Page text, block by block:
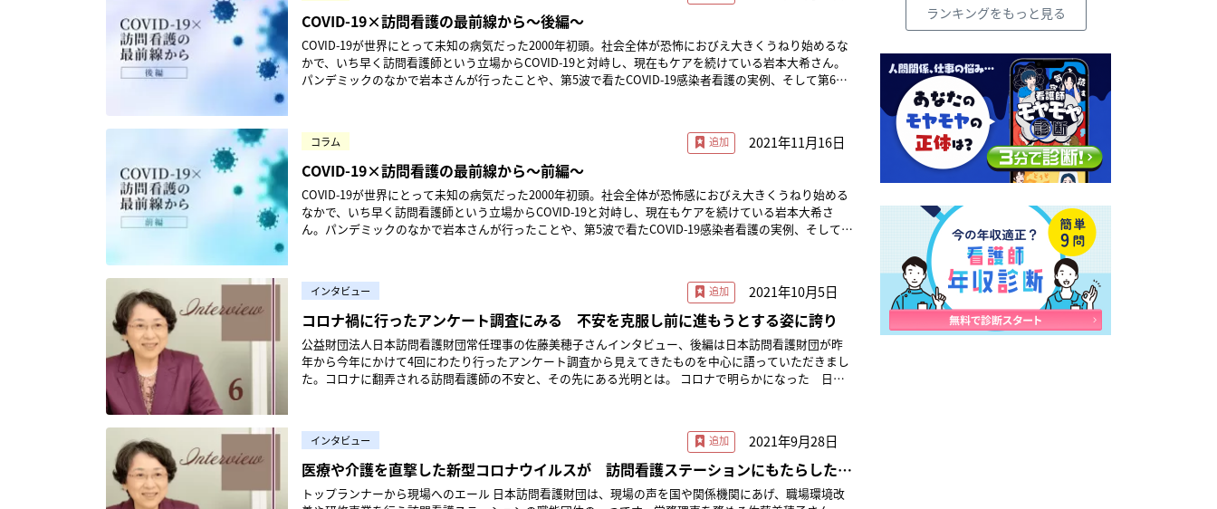
るからといって訪問しないわけではないことを申し添えます。症状に応じた感染対策を行うことは、利
用者自身や家族を守ることにもなる点を強調しました。 他職種からの情報入手も効果的です。「訪問し
たら、家族に○○という症状があった」といった報告は、PPE要否を判断するのに貴重な情報となりまし
た。 N95マスクを躊躇なく使用する たとえ判断基準を整備しても、ケチケチの基準では、スタッフの迷
いは軽減できても、不安を消し去ることはできません。 訪問看護ステーションのなかでも、私たちの事
も、「訪問したスタッフは濃厚接触者に該当しない」ことが、しばしばありました。判断に迷う場合は
保健所に連絡し、該当の有無を確認することもあります。 濃厚接触者についての情報も常に刷新 コロナ
禍では、濃厚接触者の定義が何度か変わりました。管理者として、厚生労働省や東京都の最新情報を継
続的に入手し、私たちの事業所における濃厚接触者の基準を常に刷新していきました。 そうした積み重
ねにより、感染をむやみに怖がることはなくなりました。スタッフは、「これさえ押さえておけば安心
なんだ」と、不安がらずに訪問を行うことができます。そして、管理者である私自身も、「これでいいん
だ」という安心感を抱くことができるようになりました。 ＊ 次回は、岐阜県看護協会立訪問看護ステー
それを可能にしたのが、クラウドの活用です。 計画書、報告書、各種フォーマット、利用者情報、記
録、サービス内容実績など、必要な人が、必要な時に、どこからでもアクセスすることができます。業務
効率化のために、コロナ禍以前からシステム構築を行っていましたが、一気に実用レベルに仕上がりま
した。 訪問中に瞬時に共有 訪問看護の主戦場は、利用者の自宅です。訪問中に、タブレット端末（iPad
った方法もごく普通に行われるようになりした。 もはやICTは、訪問看護業務になくてはならないものに
なっています。 ICTに詳しいスタッフの力 2021年3月に採用した事務職員がICTに詳しく、ICT化の相談に
乗ってくれたり、使い方を教えてくれたりなど、職場内でのICT普及に大きな力になってくれたことも報
告しておきます。 どちらかというと、情報機器に弱いナースが多いなかで、「情報機器に明るいスタッ
フ」の存在は、必要不可欠なのかもしれません。 「助成金」を貪欲に狙う こうした一連のオンラインや
ICTなどの推進には、ある程度の費用がかかります。法人トップの決断は言うまでもありませんが、私
は、助成金を貪欲に狙ってきました。都、市、その他、注意深く通達などをチェックしたり、アンテナ
夜間当番に配布できたのも助成金によるものです。 一般企業向けの助成金も活用する 訪問看護ステーシ
ョンや在宅医療関連だけではなく、一般企業向けの助成金を活用することもできます。 就業規則の改定
やICT化に向けたコンサルテーションを受ける費用は、中小企業向けの市の助成金制度で賄いました。 ス
プレッドシートを利用した、私たち事業所自慢のシフト表も、そのコンサルテーションの結果生まれま
した。無理なく、効率よく、柔軟な勤務を実現するシフト表により、感染予防に必要な健康的な働きか
たが可能です。 ―第3回に続く 記事編集：株式会社メディカ出版
師は13人です。そのうち、1人が「行きたくない」、数人が「できれば行きたくない」と答えました。一
方で、半数が「職務上の使命から必要があれば行く」、4人が「積極的に行く」と答えてくれました。
「行きたくない」には、個別の事情もあります。「訪問したら発熱していたということもあるからPPEは
持参してね」と言ったうえで、希望に添うようにシフトを組みました。 必要に応じて、躊躇なく 国内の
感染者が拡大するにつれ、PPE関連が品薄になりました。ストックのおかげで少しだけ余裕がありました
が、先行きを考えると、PPEの在庫には不安を覚えます。 100均ショップなどで、代替品を工夫し補充す
利用者への協力要請で働きやすくする 利用者への手紙も4報まで出しました。内容は、発熱時の事前連
絡、訪問を受ける前の換気、発熱時は個人防護具を着用など、スタッフを感染から守るためのお願いで
す。こちら側からの要望ではあったわけですが、感染予防を徹底したスタッフが訪問してくれるとの印
象を与えたのでしょう。利用者側からの苦情はありませんでした。 働きかたの環境整備 働きかたの環境
も、非常時に合わせる必要が出てきます。そこで、社労士（社会保険労務士）と入念な話し合いを重ねな
がら、在宅ワークができるように就業規則を改変していきました。具体的には、事務職の在宅ワーク移
愚痴を言い合い気分的な負の連鎖が起きないようにする対策も必要でした。そこで、「完璧な職場なん
てないんだから」と前置きしたうえで、愚痴や不満は、建設的な意見として言えるような雰囲気づくり
に注力しました。 事業所連携でBCP構築 地域にはさまざまな事業所があります。コロナ禍での活動内容
にも温度差があります。そのなかで、価値観を共有する訪問看護事業所に、BCP（事業継続計画）の協働
を持ちかけました。どちらかの事業所が感染で休止になった場合には、代替でケアが提供できるように
するものです。その準備として、約200人の利用者をトリアージしました。事業所との連携は、管理者ど
うしで愚痴をこぼしあえる関係もつくれ、とても大切です。 管理者としての責務 そのほか、正しく怖が
事務所内にシャワーと宿泊場所の確保など、さまざまな対策を講じてきました。 とはいえ、ウィズコロ
ナへの道は、平坦ではありません。発熱した利用者宅に訪問してくれているスタッフを思うと涙が滲ん
だこともありました。 当初、「所長の私が発熱者宅を訪問する」と提案もしてみましたが、もちろん、
副所長やスタッフから反対され、管理者としてやるべきことに注力するように割り切りました。本当に
スタッフには感謝の気持ちでいっぱいです。これからは、管理者としてのプレッシャーを一人で抱え込
立つ内容となっていますのでぜひご一読ください。 ■参考情報【公益財団法人日本訪問看護財団につい
て】公益財団法人日本訪問看護財団は2012年4月1日より公益財団法人化された組織です。 所在地：〒
150-0001 東京都渋谷区神宮前５丁目８番２号 日本看護協会ビル５階代表者：理事長 清水 嘉与子 記
事編集：NsPace
COVID-19×訪問看護の最前線から～後編～
COVID-19が世界にとって未知の病気だった2000年初頭。社会全体が恐怖におびえ大きくうねり始めるな
かで、いち早く訪問看護師という立場からCOVID-19と対峙し、現在もケアを続けている岩本大希さん。
パンデミックのなかで岩本さんが行ったことや、第5波で看たCOVID-19感染者看護の実例、そして第6波
と感じることが増えていく 本文医療機関のひっ迫は一向に改善の様子がない。「入院待機者」という
人々が在宅領域にもあふれ出し、2021年の8月にはピークを迎えた。1日10件全てコロナの入院待機者へ
の訪問の日があるほどだった。 ・［感染case3］認知症の親御さんと暮らしている50代の方50代で認知
症の親御さんと暮らしている方が動けなくなっていた。酸素、点滴を自宅で開始。なんとか酸素飽和度
は上がる、でも呼吸回数は落ち着かず、苦しいだろうことが見てとれた。にもかかわらず、「母をなんと
か助けてください。母をお願いします」自分より親御さんのことをとにかく心配されていた。ほぼ同時
に親御さんも発熱し陽性となり、自宅にいることしかできない状況であった。誰がお世話するのか？ 誰
ちゃんと看ますので安心してください」と握り返す。親御さんも呼吸が悪くなり酸素を始めた。治療も
大事だが、それよりも毎日の食べるものが用意できないので、併せて二人の食事を買い出す。重症化リス
クも高いため毎日観察しに訪問し、食べやすいようおにぎりやアイス、うどんなどを買って行った。親
御さんは顔もわからないような格好をした僕に驚かないどころか、手を合わせて「神様だわ」と言って
くれた。本当の神様だったらもっと色んな人を助けられるだろうが、僕はご飯を買って観察して励まし
て見守るだけしかできず、入院できるときを毎日待った。 ・［感染case4］家族と暮らす壮健そうな40代
の方着いたときには酸素飽和度は80%代で、すぐに酸素開始するが７リットルでも酸素飽和度の上がり
のお子さんが心配そうに犬を抱えて僕を見ていた。翌日以降のため、酸素濃縮器７リットル機をもう1台
入れて2台連結し14リットルまで増やすため搬入予定とした。そうしているうちに入院が決まった。危機
一髪で命を守れてよかったと安堵したことを覚えている。 ・［感染case5］全員がCOVID-19陽性の外国
人家族の方40代の方。酸素飽和度が下がり、酸素が玄関先に届けられたと連絡をもらい導入のため向か
コラム 2021年11月16日
COVID-19×訪問看護の最前線から～前編～
COVID-19が世界にとって未知の病気だった2000年初頭。社会全体が恐怖感におびえ大きくうねり始める
なかで、いち早く訪問看護師という立場からCOVID-19と対峙し、現在もケアを続けている岩本大希さ
ん。パンデミックのなかで岩本さんが行ったことや、第5波で看たCOVID-19感染者看護の実例、そして第
COVID-19。2021年8月に第5波と呼ばれるパンデミックまで僕たちは経験した。僕自身のCOVID-19への対
応の始まりは2020年の3月ごろだったと思う。今では当たり前になってしまったが、「緊急事態宣言」と
いう言葉がなにを意味するのかも当時十分にはわからず、「緊急事態宣言ってなんだ？ 外国のように都
市封鎖がされるのか？ 訪問はそもそもいけるのか？」とうろたえていたことを覚えている。でも在宅ケ
ア領域ではまだ直接的になにかCOVID-19の対処することもなく、これから自分たちがどうなるのか、ど
うすればよいのか、対策をとる必要があるのかも不明な状況だった。そこで、自分にできることを探そ
うと思った。 緊急時、訪問看護の立場からできることはなにか？の模索が始まった まずは緊急事態宣言
情報がどこにもなかったからだ。通常は学会や職能団体から発信されるものであるが、全国において未
知の状況ばかりでまとめようがなかったためそれも当然であった。 そこで僕が始めたのは、正式なもの
が発信されるまでのつなぎとして、自ら信頼できる同業者たちを集め、有志で現場のためのガイドを作
成し、FacebookやTwitterなどで発信していくことだった。僕と同じようにうろたえている人のために
なにかできればと思った。 2020年8月、ホテル療養を行うCOVID-19感染者へのサポートをいち早く開始
インタビュー 2021年10月5日
コロナ禍に行ったアンケート調査にみる 不安を克服し前に進もうとする姿に誇り
公益財団法人日本訪問看護財団常任理事の佐藤美穂子さんインタビュー、後編は日本訪問看護財団が昨
年から今年にかけて4回にわたり行ったアンケート調査から見えてきたものを中心に語っていただきまし
た。コロナに翻弄される訪問看護師の不安と、その先にある光明とは。 コロナで明らかになった 日本
「手指消毒」といえば、みんな従うところは徹底しているなあと感心します。しかし、緊急事態宣言も
度重なり、その効果はしだいに薄れてしまっています。 またコロナ禍で医療従事者にスポットが当てら
れ、報道番組などで多くのドキュメンタリーも作られましたが、メディアは「医療崩壊」などセンセー
ショナルな話題を取り上げる傾向にあります。現実には、感染病棟の看護師は、着脱に時間がかかる個
人防護具のフル装備で、トイレを長時間我慢し、食事もままならないという現状がありました。医師は
インタビュー 2021年9月28日
医療や介護を直撃した新型コロナウイルスが 訪問看護ステーションにもたらしたも
の
トップランナーから現場へのエール 日本訪問看護財団は、現場の声を国や関係機関にあげ、職場環境改
ランキングをもっと見る